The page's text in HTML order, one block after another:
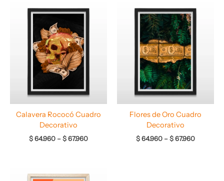
Calavera Rococó Cuadro
Decorativo
$64.960 –$67.960
de
Flores de Oro Cuadro
Decorativo
$64.960 –$67.960
de
de